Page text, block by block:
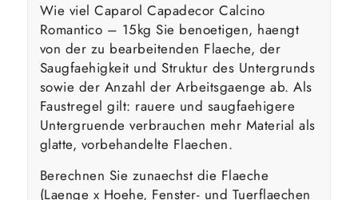
Wie viel Caparol Capadecor Calcino
Romantico – 15kg Sie benoetigen, haengt
von der zu bearbeitenden Flaeche, der
Saugfaehigkeit und Struktur des Untergrunds
sowie der Anzahl der Arbeitsgaenge ab. Als
Faustregel gilt: rauere und saugfaehigere
Untergruende verbrauchen mehr Material als
glatte, vorbehandelte Flaechen.
Berechnen Sie zunaechst die Flaeche
(Laenge x Hoehe, Fenster- und Tuerflaechen